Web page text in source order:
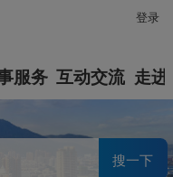
登录
服务 互动交流 走进
搜一下